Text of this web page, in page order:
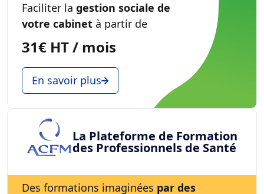
Faciliter la gestion sociale de
votre cabinet à partir de
31€ HT / mois
En savoir plus
La Plateforme de Formation
des Professionnels de Santé
Des formations imaginées par des